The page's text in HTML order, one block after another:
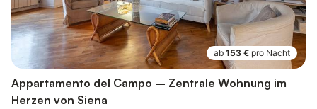
ab 153 € pro Nacht
Appartamento del Campo – Zentrale Wohnung im
Herzen von Siena